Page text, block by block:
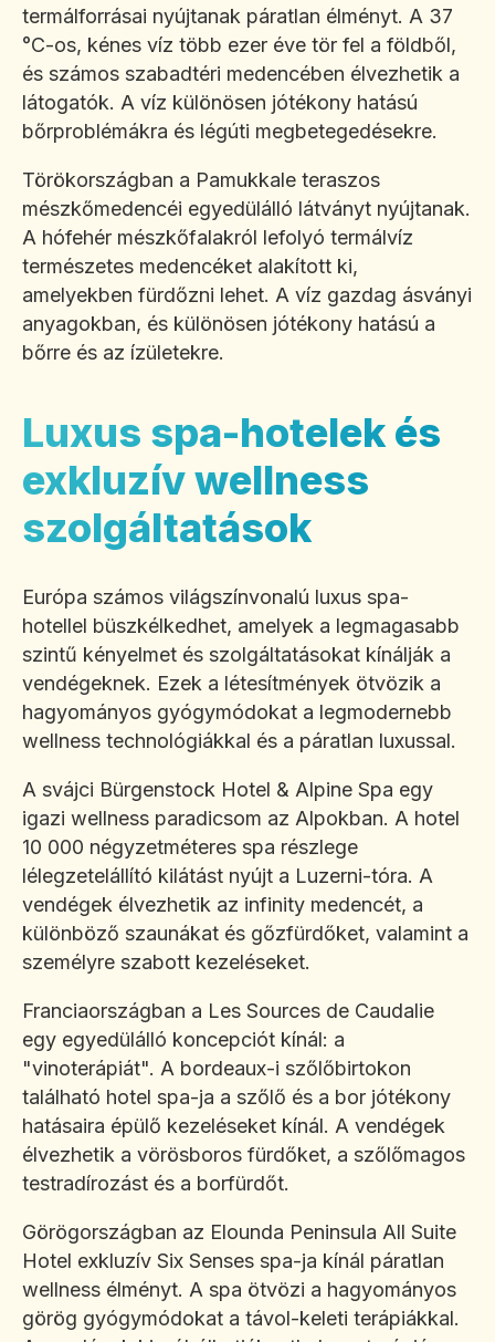
termálforrásai nyújtanak páratlan élményt. A 37
°C-os, kénes víz több ezer éve tör fel a földből,
és számos szabadtéri medencében élvezhetik a
látogatók. A víz különösen jótékony hatású
bőrproblémákra és légúti megbetegedésekre.
Törökországban a Pamukkale teraszos
mészkőmedencéi egyedülálló látványt nyújtanak.
A hófehér mészkőfalakról lefolyó termálvíz
természetes medencéket alakított ki,
amelyekben fürdőzni lehet. A víz gazdag ásványi
anyagokban, és különösen jótékony hatású a
bőrre és az ízületekre.
Luxus spa-hotelek és
exkluzív wellness
szolgáltatások
Európa számos világszínvonalú luxus spa-
hotellel büszkélkedhet, amelyek a legmagasabb
szintű kényelmet és szolgáltatásokat kínálják a
vendégeknek. Ezek a létesítmények ötvözik a
hagyományos gyógymódokat a legmodernebb
wellness technológiákkal és a páratlan luxussal.
A svájci Bürgenstock Hotel & Alpine Spa egy
igazi wellness paradicsom az Alpokban. A hotel
10 000 négyzetméteres spa részlege
lélegzetelállító kilátást nyújt a Luzerni-tóra. A
vendégek élvezhetik az infinity medencét, a
különböző szaunákat és gőzfürdőket, valamint a
személyre szabott kezeléseket.
Franciaországban a Les Sources de Caudalie
egy egyedülálló koncepciót kínál: a
"vinoterápiát". A bordeaux-i szőlőbirtokon
található hotel spa-ja a szőlő és a bor jótékony
hatásaira épülő kezeléseket kínál. A vendégek
élvezhetik a vörösboros fürdőket, a szőlőmagos
testradírozást és a borfürdőt.
Görögországban az Elounda Peninsula All Suite
Hotel exkluzív Six Senses spa-ja kínál páratlan
wellness élményt. A spa ötvözi a hagyományos
görög gyógymódokat a távol-keleti terápiákkal.